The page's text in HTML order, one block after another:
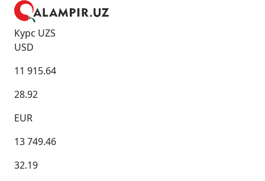
Курс UZS
USD
11 915.64
28.92
EUR
13 749.46
32.19